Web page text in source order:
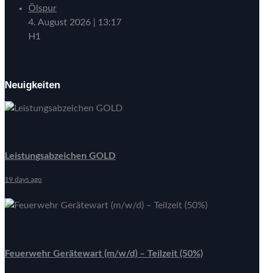
Ölspur
4. August 2026
13:17
H1
Neuigkeiten
Leistungsabzeichen GOLD
19 days ago
Feuerwehr Gerätewart (m/w/d) – Teilzeit (50%)